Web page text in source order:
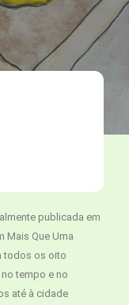
publicada em
Mais Que Uma
todos os oito
tempo e no
até à cidade